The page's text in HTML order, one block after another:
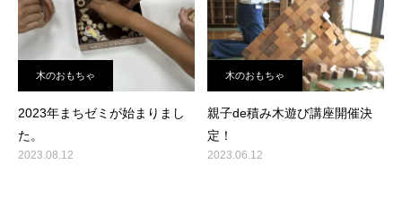
木のおもちゃ
2023年まちゼミが始まりまし
た。
2023.08.12
木のおもちゃ
親子de積み木遊び講座開催決
定！
2023.06.12